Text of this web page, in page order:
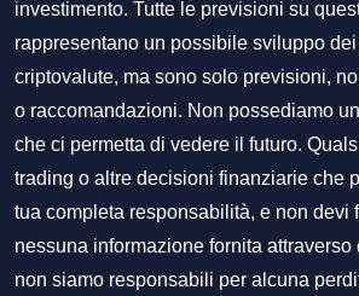
investimento. Tutte le previsioni su
rappresentano un possibile sviluppo
criptovalute, ma sono solo previsioni,
o raccomandazioni. Non possediamo
che ci permetta di vedere il futuro.
trading o altre decisioni finanziarie che
tua completa responsabilità, e non devi
nessuna informazione fornita attraverso
non siamo responsabili per alcuna